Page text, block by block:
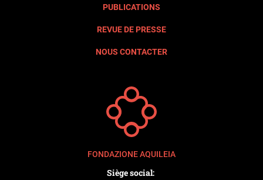
PUBLICATIONS
REVUE DE PRESSE
NOUS CONTACTER
FONDAZIONE AQUILEIA
Siège social: